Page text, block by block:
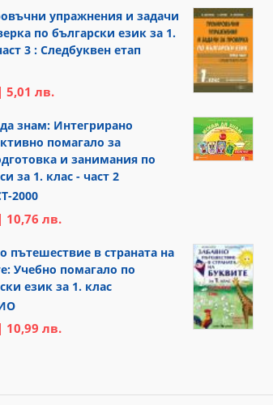
упражнения и задачи
по български език за 1.
3 : Следбуквен етап
5,01 лв.
знам: Интегрирано
помагало за
и занимания по
за 1. клас - част 2
2000
10,76 лв.
пътешествие в страната на
Учебно помагало по
език за 1. клас
10,99 лв.